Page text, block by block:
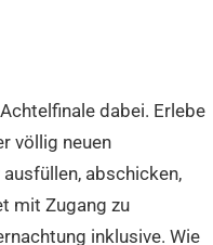
dabei. Erlebe
völlig neuen
abschicken,
mit Zugang zu
inklusive. Wie